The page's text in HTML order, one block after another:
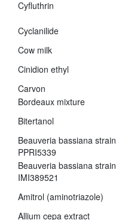
Cyfluthrin
Cyclanilide
Cow milk
Cinidion ethyl
Carvon
Bordeaux mixture
Bitertanol
Beauveria bassiana strain
PPRI5339
Beauveria bassiana strain
IMI389521
Amitrol (aminotriazole)
Allium cepa extract